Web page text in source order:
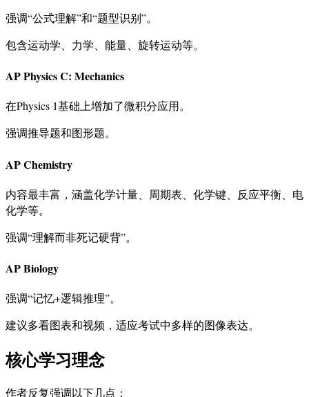
强调“公式理解”和“题型识别”。
包含运动学、力学、能量、旋转运动等。
AP Physics C: Mechanics
在Physics 1基础上增加了微积分应用。
强调推导题和图形题。
AP Chemistry
内容最丰富，涵盖化学计量、周期表、化学键、反应平衡、电
化学等。
强调“理解而非死记硬背”。
AP Biology
强调“记忆+逻辑推理”。
建议多看图表和视频，适应考试中多样的图像表达。
核心学习理念
作者反复强调以下几点：